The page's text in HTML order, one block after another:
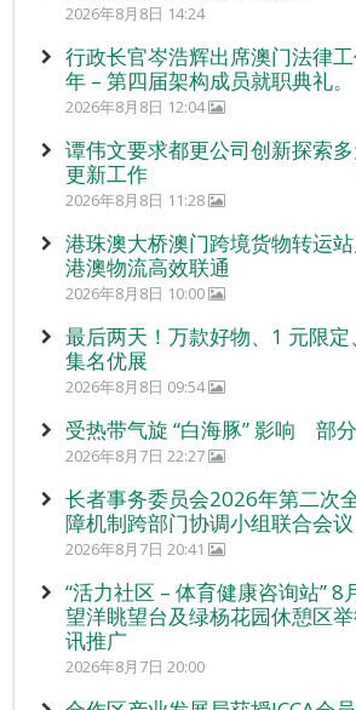
2026年8月8日 14:24
行政长官岑浩辉出席澳门法律
年 – 第四届架构成员就职典礼。
2026年8月8日 12:04
谭伟文要求都更公司创新探索
更新工作
2026年8月8日 11:28
港珠澳大桥澳门跨境货物转运
港澳物流高效联通
2026年8月8日 10:00
最后两天！万款好物、1 元限
集名优展
2026年8月8日 09:54
受热带气旋 “白海豚” 影响 部
2026年8月7日 22:27
长者事务委员会2026年第二次
障机制跨部门协调小组联合会议
2026年8月7日 20:41
“活力社区 – 体育健康咨询站” 8
望洋眺望台及绿杨花园休憩区
讯推广
2026年8月7日 20:00